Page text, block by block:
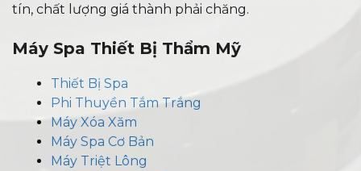
tín, chất lượng giá thành phải chăng.
Máy Spa Thiết Bị Thẩm Mỹ
Thiết Bị Spa
Phi Thuyền Tắm Trắng
Máy Xóa Xăm
Máy Spa Cơ Bản
Máy Triệt Lông